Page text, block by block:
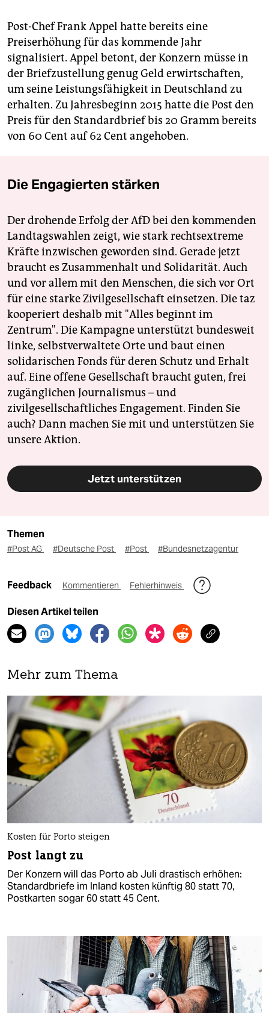
Post-Chef Frank Appel hatte bereits eine
Preiserhöhung für das kommende Jahr
signalisiert. Appel betont, der Konzern müsse in
der Briefzustellung genug Geld erwirtschaften,
um seine Leistungsfähigkeit in Deutschland zu
erhalten. Zu Jahresbeginn 2015 hatte die Post den
Preis für den Standardbrief bis 20 Gramm bereits
von 60 Cent auf 62 Cent angehoben.
Die Engagierten stärken
Der drohende Erfolg der AfD bei den kommenden
Landtagswahlen zeigt, wie stark rechtsextreme
Kräfte inzwischen geworden sind. Gerade jetzt
braucht es Zusammenhalt und Solidarität. Auch
und vor allem mit den Menschen, die sich vor Ort
für eine starke Zivilgesellschaft einsetzen. Die taz
kooperiert deshalb mit "Alles beginnt im
Zentrum". Die Kampagne unterstützt bundesweit
linke, selbstverwaltete Orte und baut einen
solidarischen Fonds für deren Schutz und Erhalt
auf. Eine offene Gesellschaft braucht guten, frei
zugänglichen Journalismus – und
zivilgesellschaftliches Engagement. Finden Sie
auch? Dann machen Sie mit und unterstützen Sie
unsere Aktion.
Jetzt unterstützen
Themen
#Post AG #Deutsche Post #Post #Bundesnetzagentur
Feedback Kommentieren Fehlerhinweis
Diesen Artikel teilen
Mehr zum Thema
Kosten für Porto steigen
Post langt zu
Der Konzern will das Porto ab Juli drastisch erhöhen:
Standardbriefe im Inland kosten künftig 80 statt 70,
Postkarten sogar 60 statt 45 Cent.